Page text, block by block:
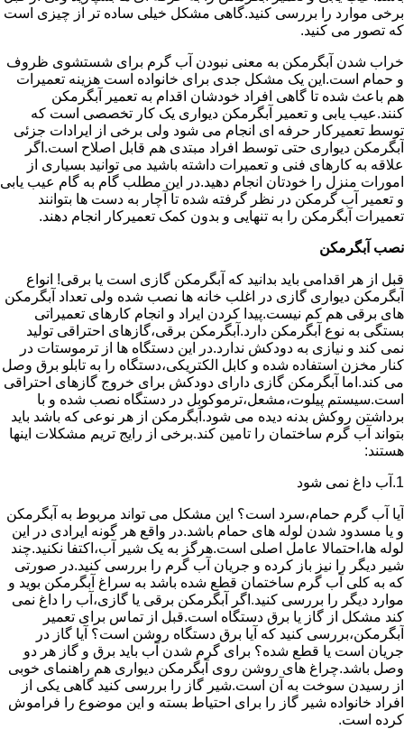
برخی موارد را بررسی کنید.گاهی مشکل خیلی ساده تر از چیزی است
که تصور می کنید.
خراب شدن آبگرمکن به معنی نبودن آب گرم برای شستشوی ظروف
و حمام است.این یک مشکل جدی برای خانواده است هزینه تعمیرات
هم باعث شده تا گاهی افراد خودشان اقدام به تعمیر آبگرمکن
کنند.عیب یابی و تعمیر آبگرمکن دیواری یک کار تخصصی است که
توسط تعمیرکار حرفه ای انجام می شود ولی برخی از ایرادات جزئی
آبگرمکن دیواری حتی توسط افراد مبتدی هم قابل اصلاح است.اگر
علاقه به کارهای فنی و تعمیرات داشته باشید می توانید بسیاری از
امورات منزل را خودتان انجام دهید.در این مطلب گام به گام عیب یابی
و تعمیر آب گرمکن در نظر گرفته شده تا آچار به دست ها بتوانند
تعمیرات آبگرمکن را به تنهایی و بدون کمک تعمیرکار انجام دهند.
نصب آبگرمکن
قبل از هر اقدامی باید بدانید که آبگرمکن گازی است یا برقی! انواع
آبگرمکن دیواری گازی در اغلب خانه ها نصب شده ولی تعداد آبگرمکن
های برقی هم کم نیست.پیدا کردن ایراد و انجام کارهای تعمیراتی
بستگی به نوع آبگرمکن دارد.آبگرمکن برقی،گازهای احتراقی تولید
نمی کند و نیازی به دودکش ندارد.در این دستگاه ها از ترموستات در
کنار مخزن استفاده شده و کابل الکتریکی،دستگاه را به تابلو برق وصل
می کند.اما آبگرمکن گازی دارای دودکش برای خروج گازهای احتراقی
است.سیستم پیلوت،مشعل،ترموکوبل در دستگاه نصب شده و با
برداشتن روکش بدنه دیده می شود.آبگرمکن از هر نوعی که باشد باید
بتواند آب گرم ساختمان را تامین کند.برخی از رایج تریم مشکلات اینها
هستند:
1.آب داغ نمی شود
آیا آب گرم حمام،سرد است؟ این مشکل می تواند مربوط به آبگرمکن
و یا مسدود شدن لوله های حمام باشد.در واقع هر گونه ایرادی در این
لوله ها،احتمالا عامل اصلی است.هرگز به یک شیر آب،اکتفا نکنید.چند
شیر دیگر را نیز باز کرده و جریان آب گرم را بررسی کنید.در صورتی
که به کلی آب گرم ساختمان قطع شده باشد به سراغ آبگرمکن بوید و
موارد دیگر را بررسی کنید.اگر آبگرمکن برقی یا گازی،آب را داغ نمی
کند مشکل از گاز یا برق دستگاه است.قبل از تماس برای تعمیر
آبگرمکن،بررسی کنید که آیا برق دستگاه روشن است؟ آیا گاز در
جریان است یا قطع شده؟ برای گرم شدن آب باید برق و گاز هر دو
وصل باشد.چراغ های روشن روی آبگرمکن دیواری هم راهنمای خوبی
از رسیدن سوخت به آن است.شیر گاز را بررسی کنید گاهی یکی از
افراد خانواده شیر گاز را برای احتیاط بسته و این موضوع را فراموش
کرده است.